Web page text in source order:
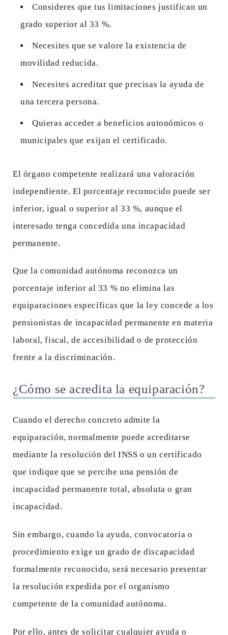
Consideres que tus limitaciones justifican un
grado superior al 33 %.
Necesites que se valore la existencia de
movilidad reducida.
Necesites acreditar que precisas la ayuda de
una tercera persona.
Quieras acceder a beneficios autonómicos o
municipales que exijan el certificado.
El órgano competente realizará una valoración
independiente. El porcentaje reconocido puede ser
inferior, igual o superior al 33 %, aunque el
interesado tenga concedida una incapacidad
permanente.
Que la comunidad autónoma reconozca un
porcentaje inferior al 33 % no elimina las
equiparaciones específicas que la ley concede a los
pensionistas de incapacidad permanente en materia
laboral, fiscal, de accesibilidad o de protección
frente a la discriminación.
¿Cómo se acredita la equiparación?
Cuando el derecho concreto admite la
equiparación, normalmente puede acreditarse
mediante la resolución del INSS o un certificado
que indique que se percibe una pensión de
incapacidad permanente total, absoluta o gran
incapacidad.
Sin embargo, cuando la ayuda, convocatoria o
procedimiento exige un grado de discapacidad
formalmente reconocido, será necesario presentar
la resolución expedida por el organismo
competente de la comunidad autónoma.
Por ello, antes de solicitar cualquier ayuda o